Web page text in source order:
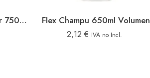
Geniol Champu Familiar 750ml Fresa Flex Champu 650ml Volumen
2,12€ IVA no Incl.